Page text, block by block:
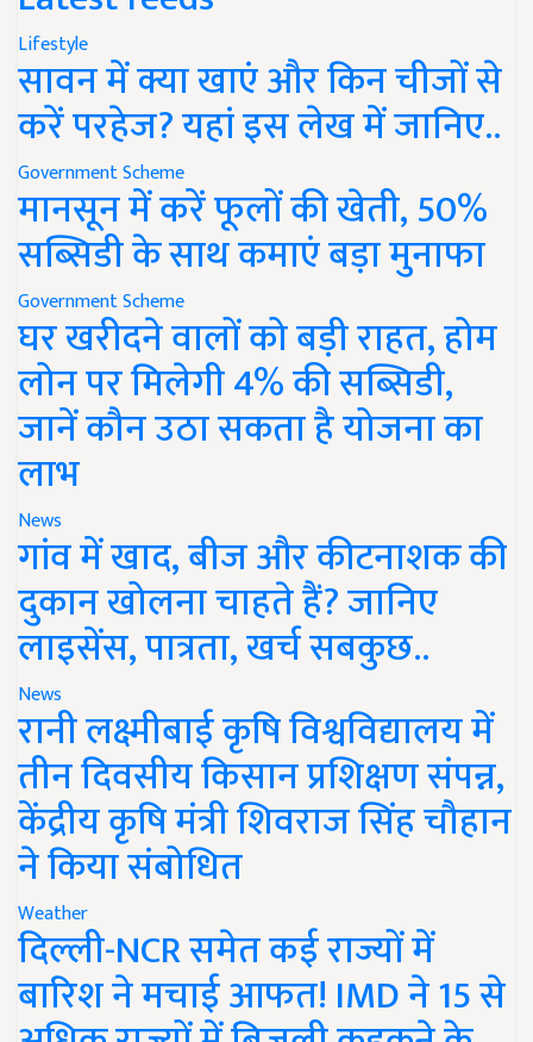
Lifestyle
सावन में क्या खाएं और किन चीजों से
करें परहेज? यहां इस लेख में जानिए..
Government Scheme
मानसून में करें फूलों की खेती, 50%
सब्सिडी के साथ कमाएं बड़ा मुनाफा
Government Scheme
घर खरीदने वालों को बड़ी राहत, होम
लोन पर मिलेगी 4% की सब्सिडी,
जानें कौन उठा सकता है योजना का
लाभ
News
गांव में खाद, बीज और कीटनाशक की
दुकान खोलना चाहते हैं? जानिए
लाइसेंस, पात्रता, खर्च सबकुछ..
News
रानी लक्ष्मीबाई कृषि विश्वविद्यालय में
तीन दिवसीय किसान प्रशिक्षण संपन्न,
केंद्रीय कृषि मंत्री शिवराज सिंह चौहान
ने किया संबोधित
Weather
दिल्ली-NCR समेत कई राज्यों में
बारिश ने मचाई आफत! IMD ने 15 से